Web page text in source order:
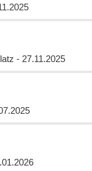
- 27.11.2025